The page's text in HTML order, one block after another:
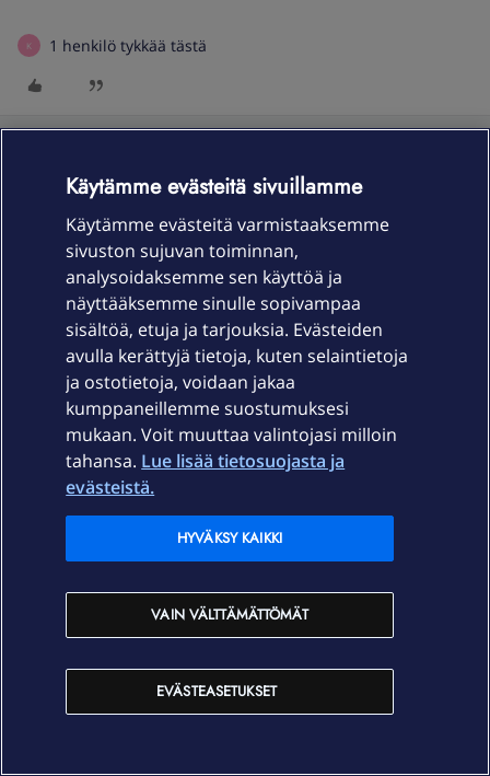
K 1 henkilö tykkää tästä
OmaYhteisön kuukausikirje kesäkuu 2026
Käytämme evästeitä sivuillamme
Käytämme evästeitä varmistaaksemme
sivuston sujuvan toiminnan,
analysoidaksemme sen käyttöä ja
näyttääksemme sinulle sopivampaa
sisältöä, etuja ja tarjouksia. Evästeiden
avulla kerättyjä tietoja, kuten selaintietoja
ja ostotietoja, voidaan jakaa
kumppaneillemme suostumuksesi
mukaan. Voit muuttaa valintojasi milloin
tahansa. Lue lisää tietosuojasta ja
evästeistä.
EVÄSTEASETUKSET
VAIN VÄLTTÄMÄTTÖMÄT
HYVÄKSY KAIKKI